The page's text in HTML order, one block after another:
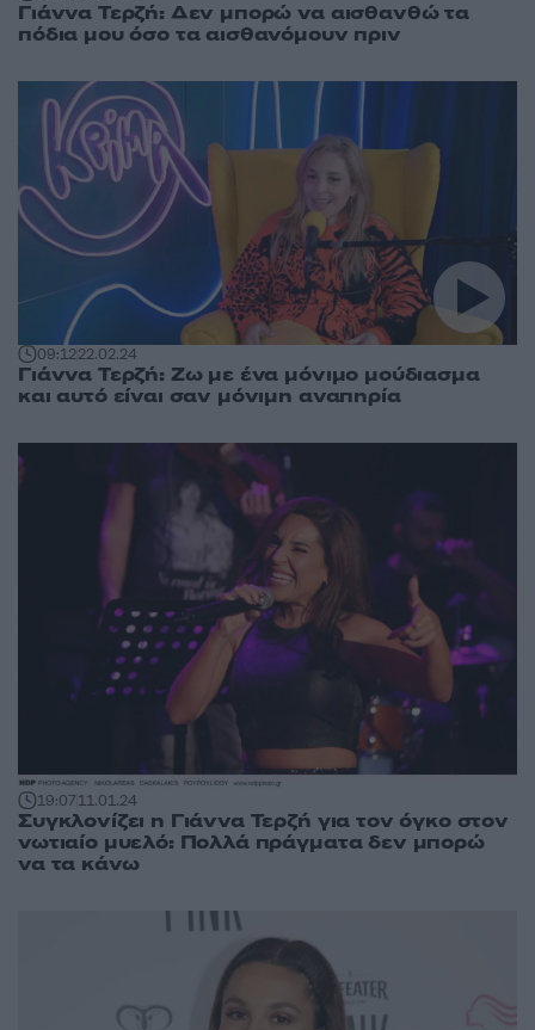
Γιάννα Τερζή: Δεν μπορώ να αισθανθώ τα
πόδια μου όσο τα αισθανόμουν πριν
09:1222.02.24
Γιάννα Τερζή: Ζω με ένα μόνιμο μούδιασμα
και αυτό είναι σαν μόνιμη αναπηρία
19:0711.01.24
Συγκλονίζει η Γιάννα Τερζή για τον όγκο στον
νωτιαίο μυελό: Πολλά πράγματα δεν μπορώ
να τα κάνω